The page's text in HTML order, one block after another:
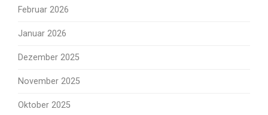
Februar 2026
Januar 2026
Dezember 2025
November 2025
Oktober 2025